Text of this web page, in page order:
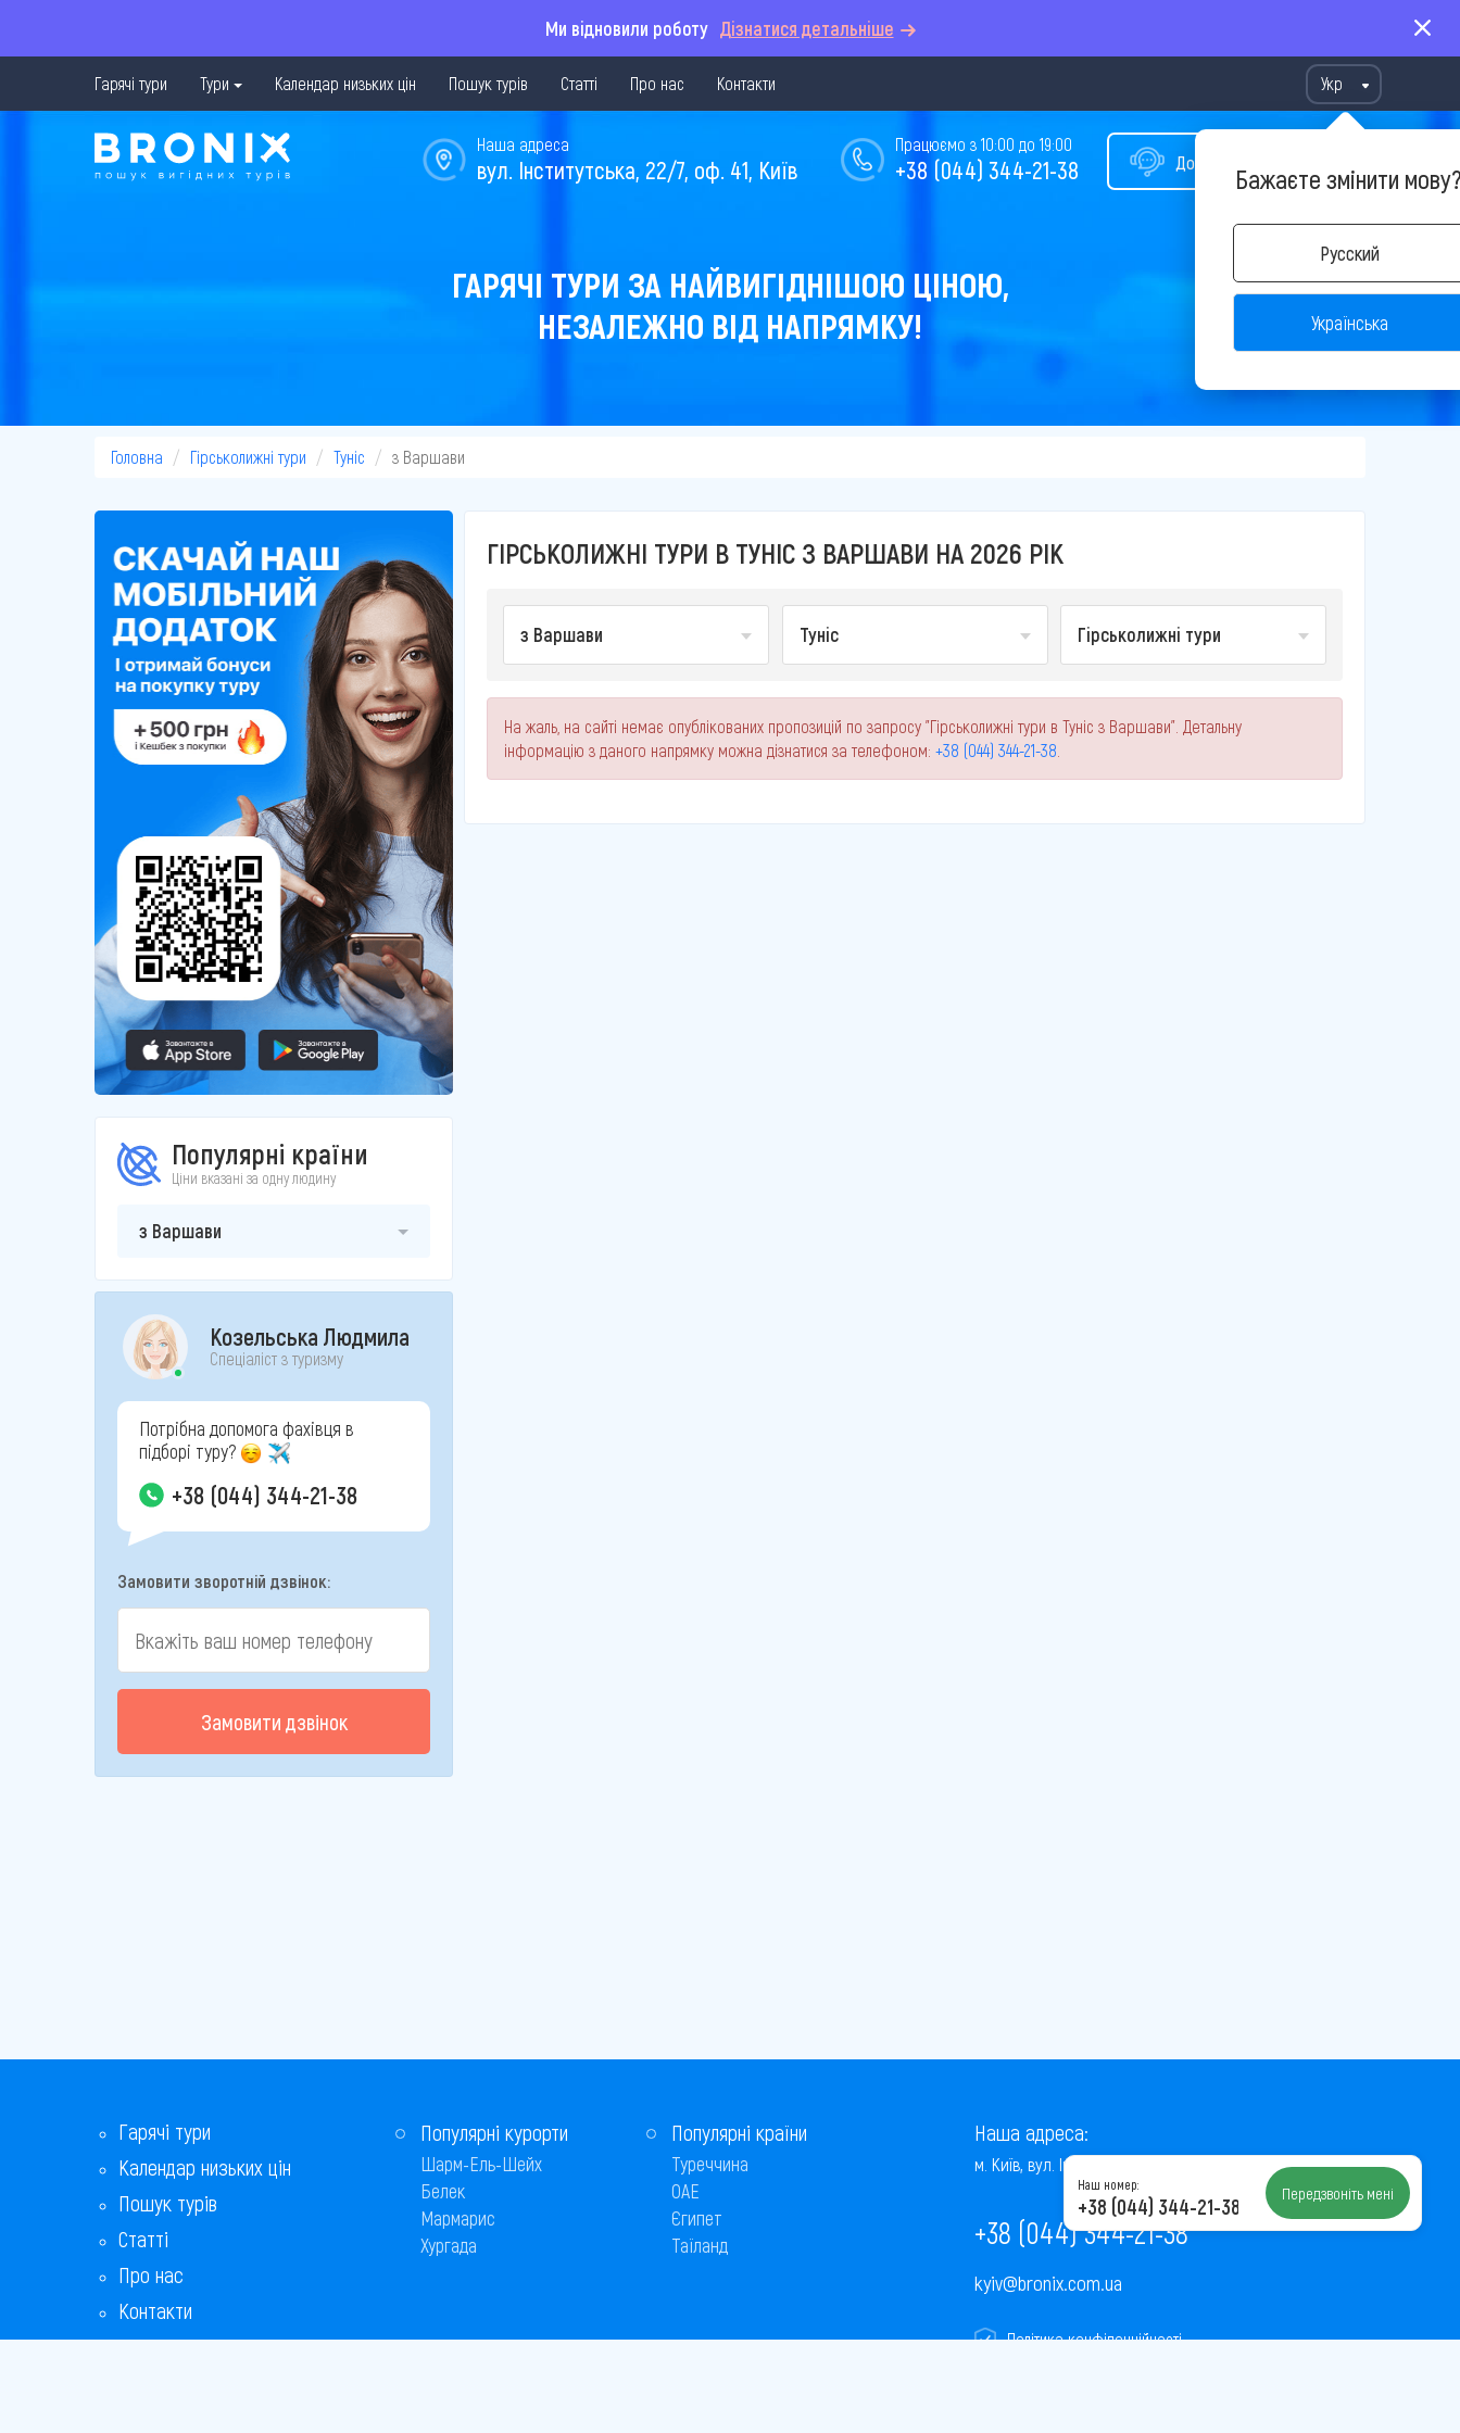
Ми відновили роботу Дізнатися детальніше
Гарячі тури Тури Календар низьких цін Пошук турів Статті Про нас Контакти Укр
Бажаєте змінити
Русский
Українська
Допомога у виборі туру
Працюємо з 10:00 до 19:00
+38 (044) 344-21-38
Наша адреса
вул. Інститутська, 22/7, оф. 41, Київ
ГАРЯЧІ ТУРИ ЗА НАЙВИГІДНІШОЮ ЦІНОЮ,
НЕЗАЛЕЖНО ВІД НАПРЯМКУ!
Головна Гірськолижні тури Туніс з Варшави
Популярні країни
Ціни вказані за одну людину
з Варшави
Козельська Людмила
Спеціаліст з туризму
Потрібна допомога фахівця в
підборі туру?
+38 (044) 344-21-38
Замовити зворотній дзвінок:
Замовити дзвінок
ГІРСЬКОЛИЖНІ ТУРИ В ТУНІС З ВАРШАВИ НА 2026 РІК
з Варшави Туніс Гірськолижні тури
На жаль, на сайті немає опублікованих пропозицій по запросу "Гірськолижні тури в Туніс з Варшави". Детальну
інформацію з даного напрямку можна дізнатися за телефоном: +38 (044) 344-21-38
Гарячі тури
Календар низьких цін
Пошук турів
Статті
Про нас
Контакти
Бонусна програма
Популярні курорти
Шарм-Ель-Шейх
Белек
Мармарис
Хургада
Популярні країни
Туреччина
ОАЕ
Єгипет
Таїланд
Наша адреса:
м. Київ, вул. Інститутська, 22/7, оф. 41
+38 (044) 344-21-38
kyiv@bronix.com.ua
Політика конфіденційності
Наш номер:
+38 (044) 344-21-38 Передзвоніть мені